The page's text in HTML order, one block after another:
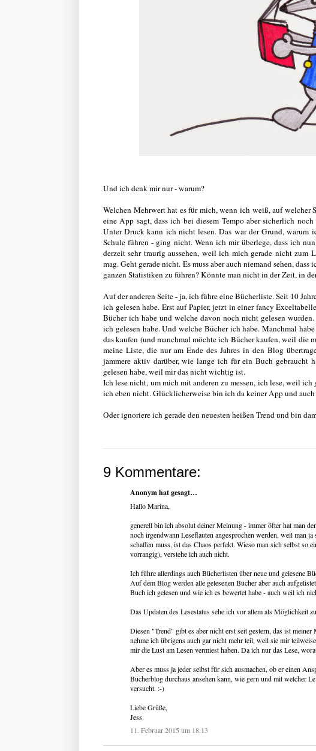
Und ich denk mir nur - warum?
Welchen Mehrwert hat es für mich, wenn ich weiß, auf welcher
eine App sagt, dass ich bei diesem Tempo aber sicherlich
Unter Druck kann ich nicht lesen. Das war der Grund, warum
Schule führen - ging nicht. Wenn ich mir überlege, dass ich
derzeit sehr traurig aussehen, weil ich mich gerade nicht
mag. Geht gerade nicht. Es muss aber auch niemand sehen,
ganzen Statistiken zu führen? Könnte man nicht in der Zeit, in
Auf der anderen Seite - ja, ich führe eine Bücherliste. Seit 10
ich gelesen habe. Erst auf Papier, jetzt in einer fancy
Bücher ich habe und welche davon noch nicht gelesen
ich gelesen habe. Und welche Bücher ich habe. Manchmal
das kaufen (und manchmal möchte ich Bücher kaufen, weil die
meine Liste, die nur am Ende des Jahres in den Blog
jammere aktiv darüber, wie lange ich für ein Buch gebraucht
gelesen habe, weil mir das nicht wichtig ist.
Ich lese nicht, um mich mit anderen zu messen, ich lese, weil
ich eben nicht. Glücklicherweise bin ich da keiner App und
Oder ignoriere ich gerade den neuesten heißen Trend und bin
9 Kommentare:
Anonym hat gesagt…
Hallo Marina,
generell bin ich absolut deiner Meinung - immer öfter hat man
noch irgendwann Leseflauten angesprochen werden, weil man
schaffen muss, ist das Chaos perfekt. Wieso man sich selbst so
vorrangig), verstehe ich auch nicht.
Ich führe allerdings auch Bücherlisten über neue und gelesene
Auf dem Blog werden alle gelesenen Bücher aber auch
Buch ich gelesen und wie ich es bewertet habe - auch weil ich
Das Updaten des Lesestatus sehe ich vor allem als Möglichkeit
Diesen "Trend" gibt es aber nicht erst seit gestern, das ist
nehme ich übrigens auch gar nicht mehr teil, weil sie mir
mir die Lust am Lesen vermiest haben. Da ich nur das Lese,
Aber es muss ja jeder selbst für sich ausmachen, ob er einen
Bücherblog durchaus ansehen kann, wie gern und mit welcher
versucht. :-)
Liebe Grüße,
Jess
11. Februar 2015 um 18:13